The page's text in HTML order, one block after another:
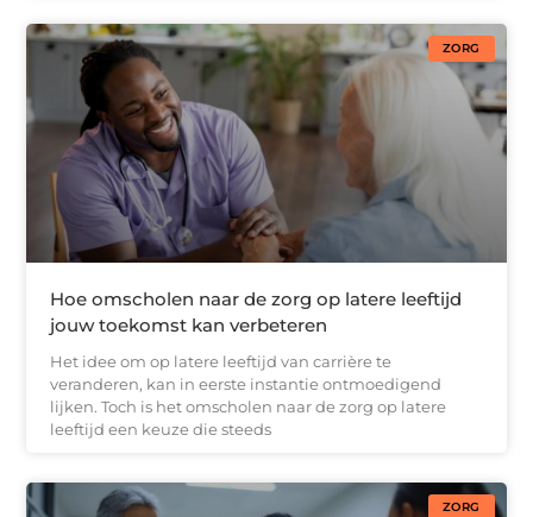
ZORG
Hoe omscholen naar de zorg op latere leeftijd
jouw toekomst kan verbeteren
Het idee om op latere leeftijd van carrière te
veranderen, kan in eerste instantie ontmoedigend
lijken. Toch is het omscholen naar de zorg op latere
leeftijd een keuze die steeds
ZORG